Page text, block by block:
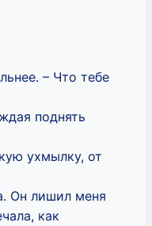
– Что тебе
поднять
ухмылку, от
Он лишил меня
как